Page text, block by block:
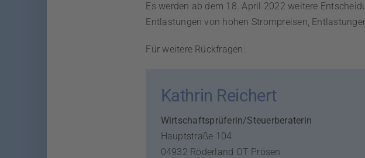
Es werden ab dem 18. April 2022 weitere
Entlastungen von hohen Strompreisen,
Für weitere Rückfragen:
Kathrin Reichert
Wirtschaftsprüferin/Steuerberaterin
Hauptstraße 104
04932 Röderland OT Prösen